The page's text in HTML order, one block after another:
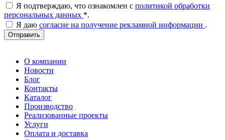
Я подтверждаю, что ознакомлен с политикой обработки
персональных данных *.
Я даю согласие на получение рекламной информации .
Отправить
О компании
Новости
Блог
Контакты
Каталог
Производство
Реализованные проекты
Услуги
Оплата и доставка